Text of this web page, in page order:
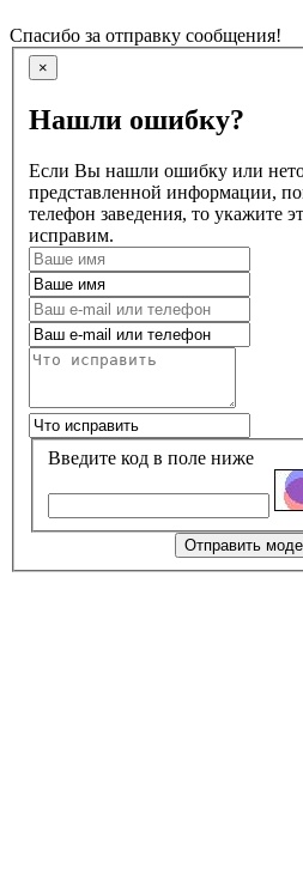
Спасибо за отправку сообщения!
×
Нашли ошибку?
Если Вы нашли ошибку или
представленной информации,
телефон заведения, то укажите
исправим.
Введите код в поле ниже
Отправить